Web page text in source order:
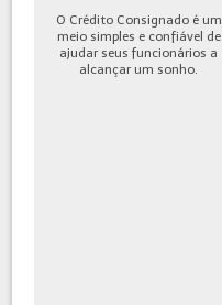
O Crédito Consignado é um
meio simples e confiável de
ajudar seus funcionários a
alcançar um sonho.